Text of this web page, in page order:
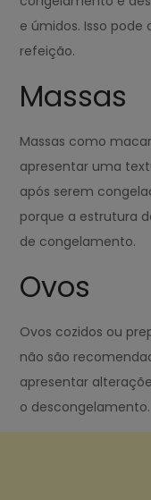
e úmidos. Isso
refeição.
Massas
Massas como
apresentar uma
após serem
porque a estrutura
de congelamento.
Ovos
Ovos cozidos ou
não são
apresentar
o descongelamento.